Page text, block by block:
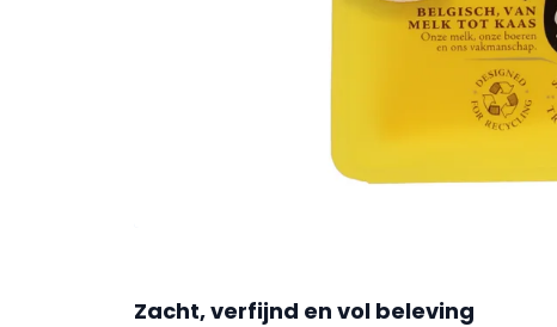
Zacht, verfijnd en vol beleving